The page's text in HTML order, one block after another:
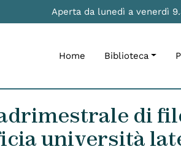
Aperta da lunedì a venerdì
Home Biblioteca
di
università